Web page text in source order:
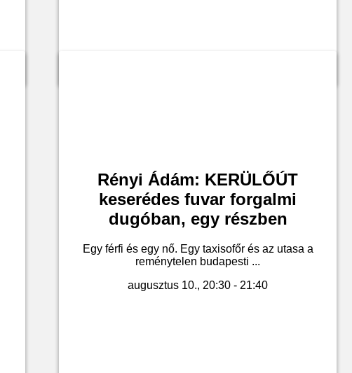
Rényi Ádám: KERÜLŐÚT
keserédes fuvar forgalmi
dugóban, egy részben
Egy férfi és egy nő. Egy taxisofőr és az utasa a
reménytelen budapesti ...
augusztus 10., 20:30 - 21:40